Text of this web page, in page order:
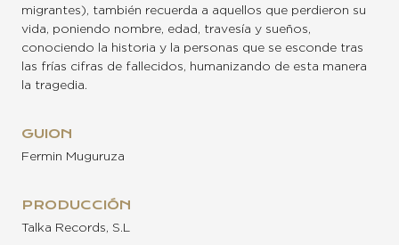
migrantes), también recuerda a aquellos que perdieron su
vida, poniendo nombre, edad, travesía y sueños,
conociendo la historia y la personas que se esconde tras
las frías cifras de fallecidos, humanizando de esta manera
la tragedia.
GUION
Fermin Muguruza
PRODUCCIÓN
Talka Records, S.L